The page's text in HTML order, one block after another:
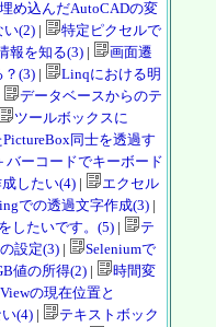
め込んだAutoCADの変
い(2)|
特定ピクセルで
報を知る(3)|
画面遷
？(3)|
Linqにおける明
データベースからのテ
ツールボックスに
同士を透過す
バーコードでキーボード
したい(4)|
エクセル
での透過文字作成(3)|
したいです。(5)|
テ
設定(3)|
Seleniumで
値の所得(2)|
時間変
の現在位置と
(4)|
テキストボック